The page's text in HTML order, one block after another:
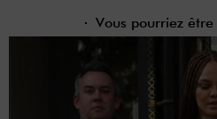
Vous pourriez